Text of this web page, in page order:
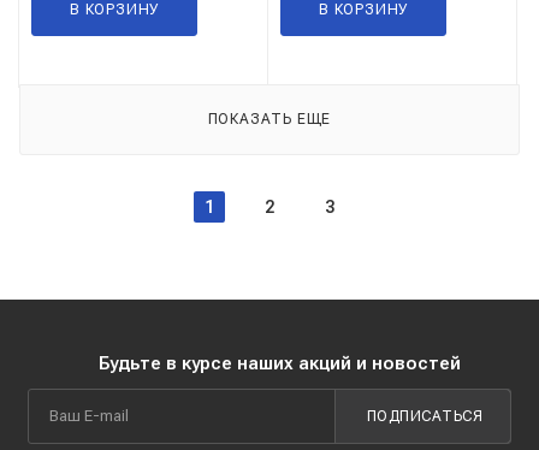
В КОРЗИНУ В КОРЗИНУ
ПОКАЗАТЬ ЕЩЕ
1 2 3
Будьте в курсе наших акций и новостей
ПОДПИСАТЬСЯ